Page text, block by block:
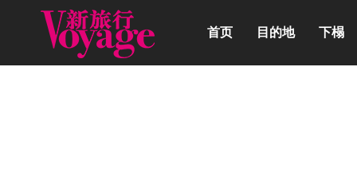
首页 目的地 下榻